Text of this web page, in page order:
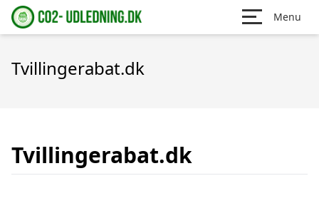
Menu
Tvillingerabat.dk
Tvillingerabat.dk